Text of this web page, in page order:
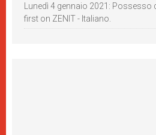
Lunedì 4 gennaio 2021:
first on ZENIT - Italiano.